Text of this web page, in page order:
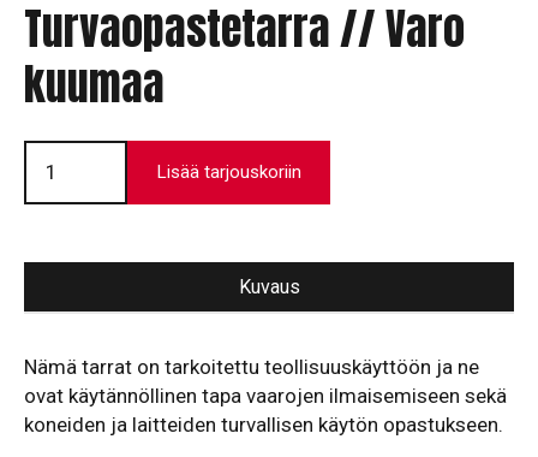
Turvaopastetarra // Varo
kuumaa
Turvaopastetarra
Varo
kuumaa
Lisää tarjouskoriin
Kuvaus
Nämä tarrat on tarkoitettu teollisuuskäyttöön ja ne
ovat käytän­nöllinen tapa vaarojen ilmaisemiseen sekä
koneiden ja laitteiden turvallisen käytön opastukseen.